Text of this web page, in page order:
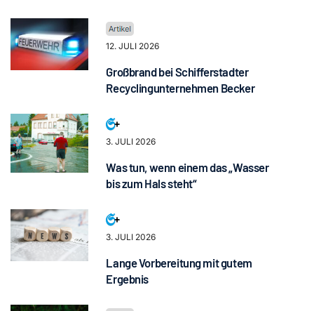
12. JULI 2026
Großbrand bei Schifferstadter
Recyclingunternehmen Becker
3. JULI 2026
Was tun, wenn einem das „Wasser
bis zum Hals steht“
3. JULI 2026
Lange Vorbereitung mit gutem
Ergebnis